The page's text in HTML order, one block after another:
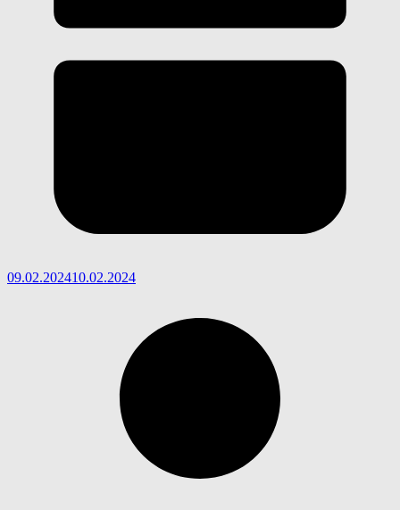
09.02.202410.02.2024